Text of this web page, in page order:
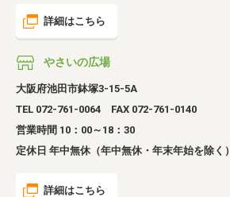
詳細はこちら
やさいの広場
大阪府池田市鉢塚3-15-5A
TEL 072-761-0064 FAX 072-761-0140
営業時間 10：00～18：30
定休日 年中無休（年中無休・年末年始を除く）
詳細はこちら